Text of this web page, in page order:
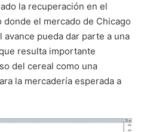
la recuperación en el
el mercado de Chicago
pueda dar parte a una
resulta importante
del cereal como una
la mercadería esperada a